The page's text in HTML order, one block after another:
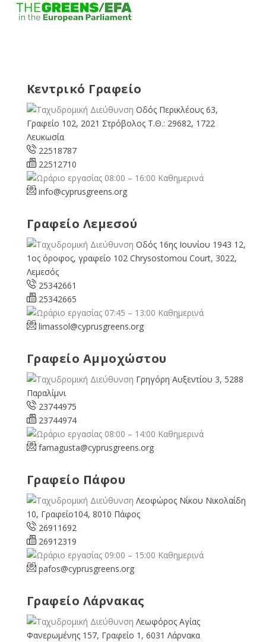
Κεντρικό Γραφείο
Οδός Περικλέους 63,
Γραφείο 102, 2021 Στρόβολος Τ.Θ.: 29682, 1722
Λευκωσία
22518787
22512710
08:00 – 16:00 Καθημερινά
info@cyprusgreens.org
Γραφείο Λεμεσού
Οδός 16ης Ιουνίου 1943 12,
1ος όροφος, γραφείο 102 Chrysostomou Court, 3022,
Λεμεσός
25342661
25342665
07:45 – 13:00 Καθημερινά
limassol@cyprusgreens.org
Γραφείο Αμμοχώστου
Γρηγόρη Αυξεντίου 3, 5288
Παραλίμνι
23744975
23744974
08:00 – 14:00 Καθημερινά
famagusta@cyprusgreens.org
Γραφείο Πάφου
Λεοφώρος Νίκου Νικολαίδη
10, Γραφείο104, 8010 Πάφος
26911692
26912319
09:00 – 15:00 Καθημερινά
pafos@cyprusgreens.org
Γραφείο Λάρνακας
Λεωφόρος Αγίας
Φανερωμένης 157, Γραφείο 1, 6031 Λάρνακα